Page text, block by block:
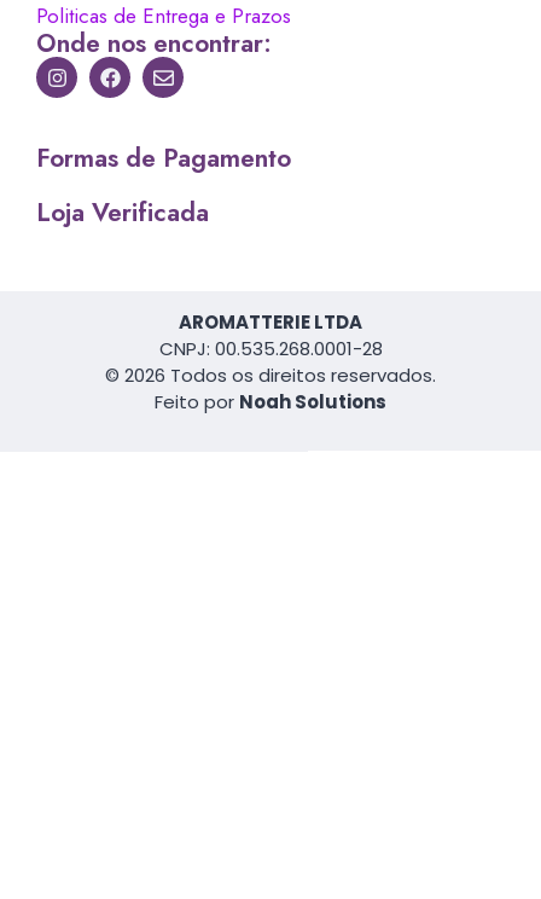
Politicas de Entrega e Prazos
Onde nos encontrar:
Formas de Pagamento
Loja Verificada
AROMATTERIE LTDA
CNPJ: 00.535.268.0001-28
© 2026 Todos os direitos reservados.
Feito por Noah Solutions